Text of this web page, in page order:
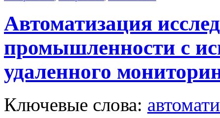
Автоматизация
промышленности с
удаленного
Ключевые слова: